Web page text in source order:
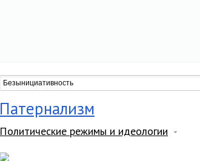
Патернализм
Политические режимы и идеологии